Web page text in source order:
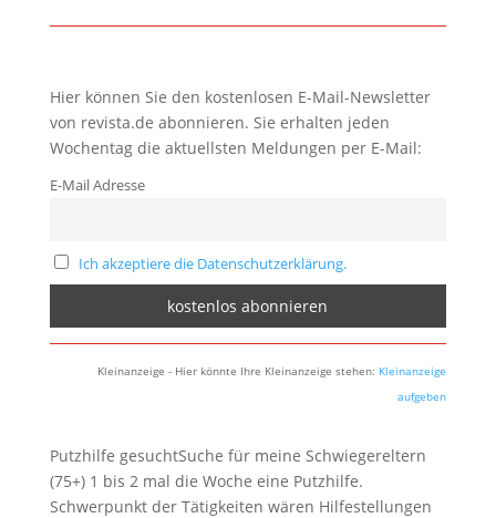
Hier können Sie den kostenlosen E-Mail-Newsletter
von revista.de abonnieren. Sie erhalten jeden
Wochentag die aktuellsten Meldungen per E-Mail:
E-Mail Adresse
Ich akzeptiere die Datenschutzerklärung.
Kleinanzeige - Hier könnte Ihre Kleinanzeige stehen: Kleinanzeige
aufgeben
Putzhilfe gesuchtSuche für meine Schwiegereltern
(75+) 1 bis 2 mal die Woche eine Putzhilfe.
Schwerpunkt der Tätigkeiten wären Hilfestellungen